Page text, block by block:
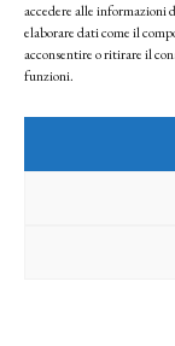
accedere alle informazioni
elaborare dati come il
acconsentire o ritirare il
funzioni.
Facendo clic per
seguendo la nostra
© 2025 Istituto Matteucci.
l’autorizzazione scritta